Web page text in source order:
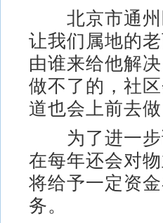
北京市通州
让我们属地的
由谁来给他解
做不了的，社
道也会上前去
为了进一步
在每年还会对
将给予一定资
务。